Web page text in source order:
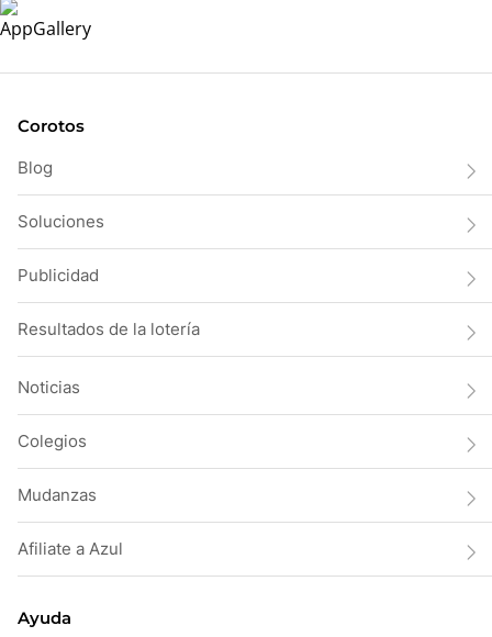
Corotos
Blog
Soluciones
Publicidad
Resultados de la lotería
Noticias
Colegios
Mudanzas
Afiliate a Azul
Ayuda